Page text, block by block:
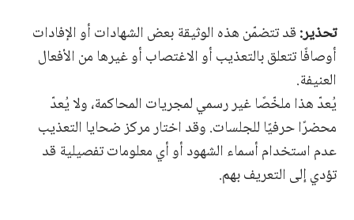
تحذير:قد تتضمّن هذه الوثيقة بعض الشهادات أو الإفادات
أوصافًا تتعلق بالتعذيب أو الاغتصاب أو غيرها من الأفعال
العنيفة.
يُعدّ هذا ملخّصًا غير رسمي لمجريات المحاكمة، ولا يُعدّ
محضرًا حرفيًا للجلسات. وقد اختار مركز ضحايا التعذيب
عدم استخدام أسماء الشهود أو أي معلومات تفصيلية قد
تؤدي إلى التعريف بهم.